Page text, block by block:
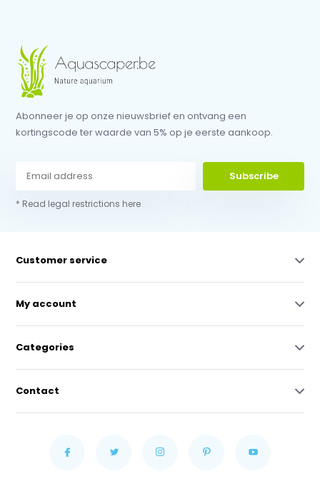
Abonneer je op onze nieuwsbrief en ontvang een
kortingscode ter waarde van 5% op je eerste aankoop.
Subscribe
* Read legal restrictions here
Customer service
My account
Categories
Contact